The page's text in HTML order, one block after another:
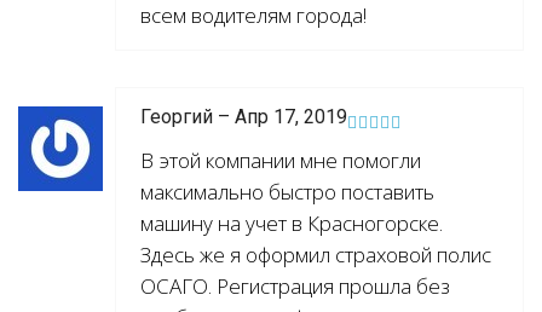
всем водителям города!
Георгий – Апр 17, 2019
В этой компании мне помогли
максимально быстро поставить
машину на учет в Красногорске.
Здесь же я оформил страховой полис
ОСАГО. Регистрация прошла без